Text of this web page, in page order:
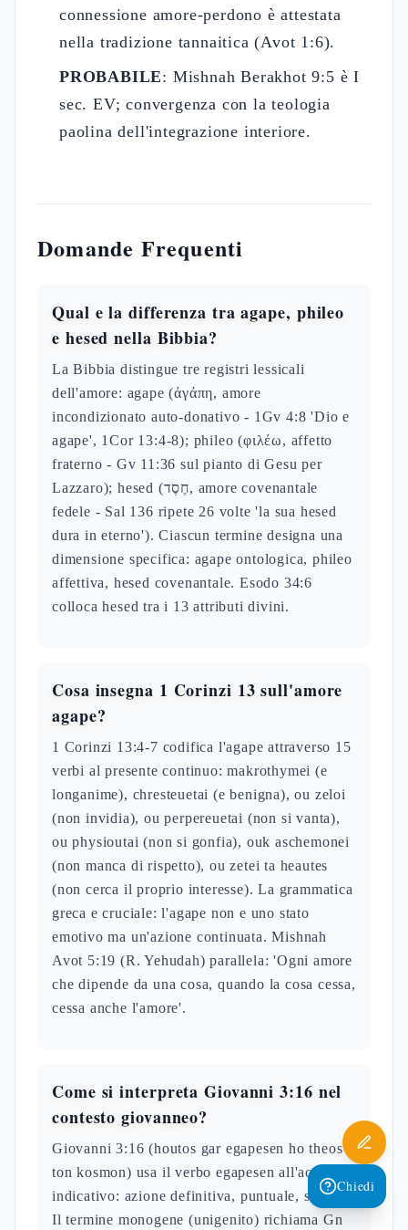
connessione amore-perdono è attestata
nella tradizione tannaitica (Avot 1:6).
PROBABILE: Mishnah Berakhot 9:5 è I
sec. EV; convergenza con la teologia
paolina dell'integrazione interiore.
Domande Frequenti
Qual e la differenza tra agape, phileo
e hesed nella Bibbia?
La Bibbia distingue tre registri lessicali
dell'amore: agape (ἀγάπη, amore
incondizionato auto-donativo - 1Gv 4:8 'Dio e
agape', 1Cor 13:4-8); phileo (φιλέω, affetto
fraterno - Gv 11:36 sul pianto di Gesu per
Lazzaro); hesed (חֶסֶד, amore covenantale
fedele - Sal 136 ripete 26 volte 'la sua hesed
dura in eterno'). Ciascun termine designa una
dimensione specifica: agape ontologica, phileo
affettiva, hesed covenantale. Esodo 34:6
colloca hesed tra i 13 attributi divini.
Cosa insegna 1 Corinzi 13 sull'amore
agape?
1 Corinzi 13:4-7 codifica l'agape attraverso 15
verbi al presente continuo: makrothymei (e
longanime), chresteuetai (e benigna), ou zeloi
(non invidia), ou perpereuetai (non si vanta),
ou physioutai (non si gonfia), ouk aschemonei
(non manca di rispetto), ou zetei ta heautes
(non cerca il proprio interesse). La grammatica
greca e cruciale: l'agape non e uno stato
emotivo ma un'azione continuata. Mishnah
Avot 5:19 (R. Yehudah) parallela: 'Ogni amore
che dipende da una cosa, quando la cosa cessa,
cessa anche l'amore'.
Come si interpreta Giovanni 3:16 nel
contesto giovanneo?
Giovanni 3:16 (houtos gar egapesen ho theos
ton kosmon) usa il verbo egapesen all'aoristo
indicativo: azione definitiva, puntuale, storica.
Il termine monogene (unigenito) richiama Gn
Chiedi